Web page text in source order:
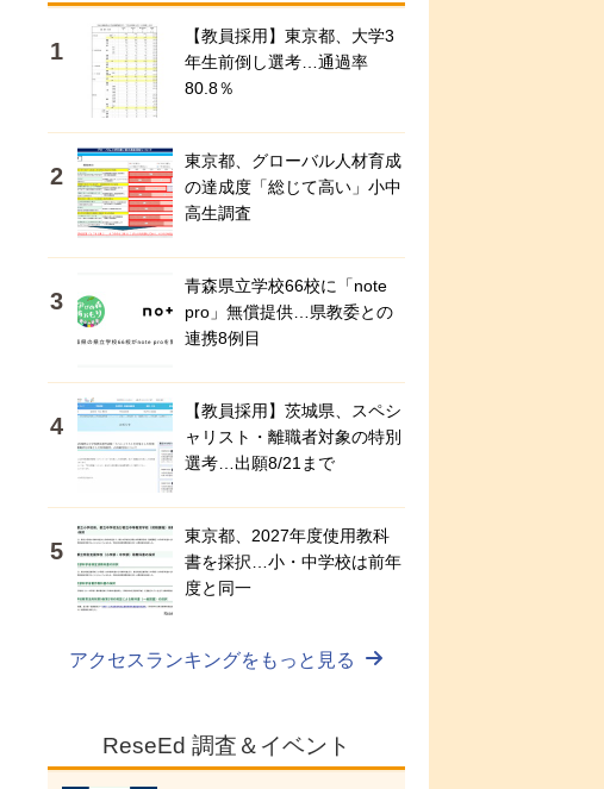
【教員採用】東京都、大学3
年生前倒し選考…通過率
80.8％
東京都、グローバル人材育成
の達成度「総じて高い」小中
高生調査
青森県立学校66校に「note
pro」無償提供…県教委との
連携8例目
【教員採用】茨城県、スペシ
ャリスト・離職者対象の特別
選考…出願8/21まで
東京都、2027年度使用教科
書を採択…小・中学校は前年
度と同一
アクセスランキングをもっと見る
ReseEd 調査＆イベント